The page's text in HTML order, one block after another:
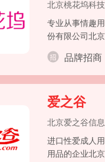
北京桃花坞科
专业从事情趣
份有限公司北
发商，有着得
品牌招商
爱之谷
北京爱之谷信
进口性爱成人
用品的企业北